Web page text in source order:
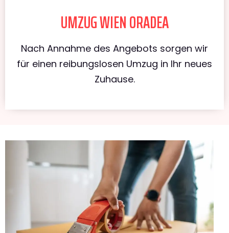
UMZUG WIEN ORADEA
Nach Annahme des Angebots sorgen wir
für einen reibungslosen Umzug in Ihr neues
Zuhause.